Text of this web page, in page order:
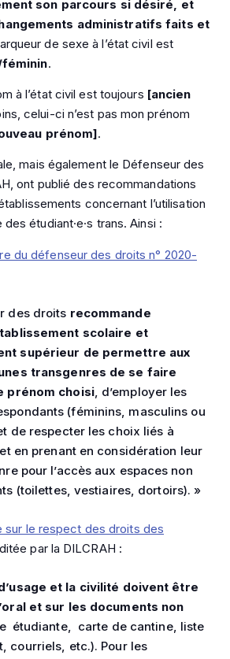
son parcours si désiré, et
administratifs faits et
de sexe à l’état civil est
.
à l’état civil est toujours [ancien
celui-ci n’est pas mon prénom
prénom].
mais également le Défenseur des
ont publié des recommandations
concernant l’utilisation
étudiant·e·s trans. Ainsi :
du défenseur des droits n° 2020-
des droits recommande
scolaire et
supérieur de permettre aux
transgenres de se faire
prénom choisi, d’employer les
(féminins, masculins ou
de respecter les choix liés à
en prenant en considération leur
pour l’accès aux espaces non
(toilettes, vestiaires, dortoirs). »
sur le respect des droits des
par la DILCRAH :
et la civilité doivent être
et sur les documents non
étudiante, carte de cantine, liste
courriels, etc.). Pour les